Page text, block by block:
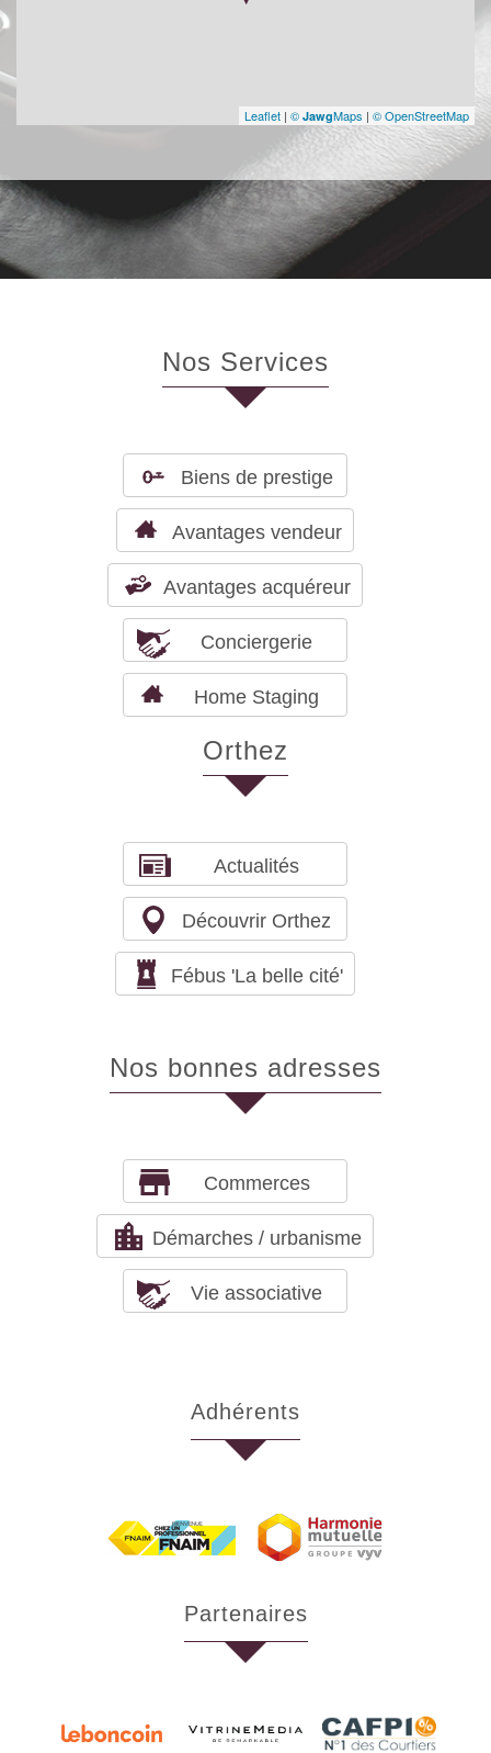
Leaflet | © JawgMaps | © OpenStreetMap
Nos Services
Biens de prestige
Avantages vendeur
Avantages acquéreur
Conciergerie
Home Staging
Orthez
Actualités
Découvrir Orthez
Fébus 'La belle cité'
Nos bonnes adresses
Commerces
Démarches / urbanisme
Vie associative
Adhérents
partenaires